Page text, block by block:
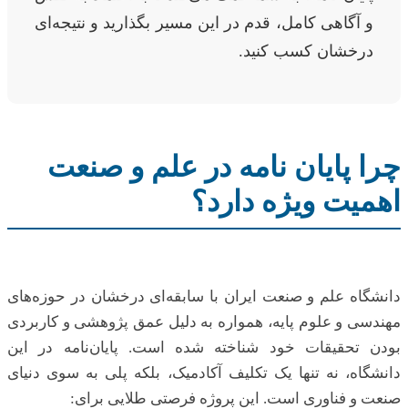
و آگاهی کامل، قدم در این مسیر بگذارید و نتیجه‌ای
درخشان کسب کنید.
چرا پایان نامه در علم و صنعت
اهمیت ویژه دارد؟
دانشگاه علم و صنعت ایران با سابقه‌ای درخشان در حوزه‌های
مهندسی و علوم پایه، همواره به دلیل عمق پژوهشی و کاربردی
بودن تحقیقات خود شناخته شده است. پایان‌نامه در این
دانشگاه، نه تنها یک تکلیف آکادمیک، بلکه پلی به سوی دنیای
صنعت و فناوری است. این پروژه فرصتی طلایی برای: